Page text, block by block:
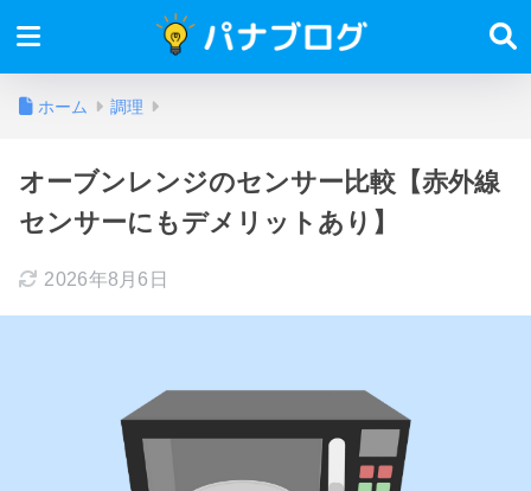
ホーム 調理
オーブンレンジのセンサー比較【赤外線
センサーにもデメリットあり】
2026年8月6日